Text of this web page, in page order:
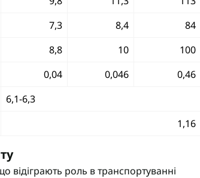
Мікродобрива Альфа Смарт
Мікродобрива Укравіт
7,3 8,4
84
8,8 10
100
0,04 0,046
0,46
6,1-6,3
1,16
роль в транспортуванні